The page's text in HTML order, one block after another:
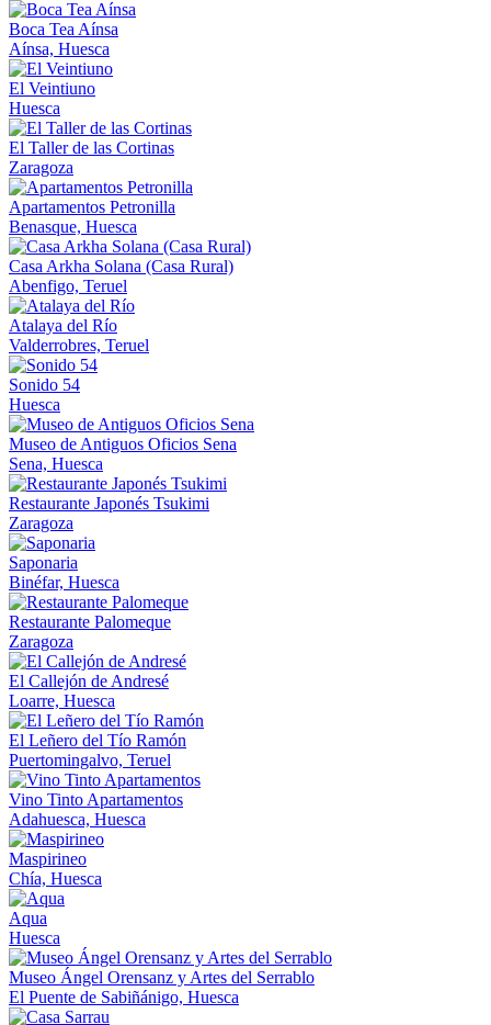
Boca Tea Aínsa
Aínsa, Huesca
El Veintiuno
Huesca
El Taller de las Cortinas
Zaragoza
Apartamentos Petronilla
Benasque, Huesca
Casa Arkha Solana (Casa Rural)
Abenfigo, Teruel
Atalaya del Río
Valderrobres, Teruel
Sonido 54
Huesca
Museo de Antiguos Oficios Sena
Sena, Huesca
Restaurante Japonés Tsukimi
Zaragoza
Saponaria
Binéfar, Huesca
Restaurante Palomeque
Zaragoza
El Callejón de Andresé
Loarre, Huesca
El Leñero del Tío Ramón
Puertomingalvo, Teruel
Vino Tinto Apartamentos
Adahuesca, Huesca
Maspirineo
Chía, Huesca
Aqua
Huesca
Museo Ángel Orensanz y Artes del Serrablo
El Puente de Sabiñánigo, Huesca